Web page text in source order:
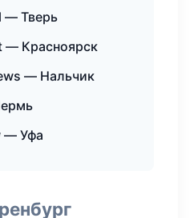
— Тверь
— Красноярск
— Нальчик
— Уфа